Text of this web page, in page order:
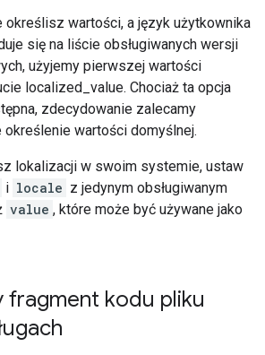
określisz wartości, a język użytkownika
się na liście obsługiwanych wersji
użyjemy pierwszej wartości
localized_value. Chociaż ta opcja
zdecydowanie zalecamy
określenie wartości domyślnej.
lokalizacji w swoim systemie, ustaw
i locale z jedynym obsługiwanym
value , które może być używane jako
fragment kodu pliku